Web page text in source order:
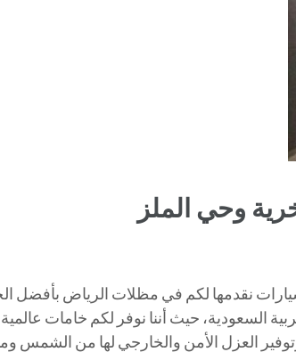
وحي الملز
نقدمها لكم في مظلات الرياض بأفضل
السعودية، حيث أننا نوفر لكم خامات عالمية
العزل الأمن والخارجي لها من الشمس